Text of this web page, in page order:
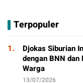
Sorotan
Terpopuler
1.
Djokas Siburian
dengan BNN
Warga
13/07/2026